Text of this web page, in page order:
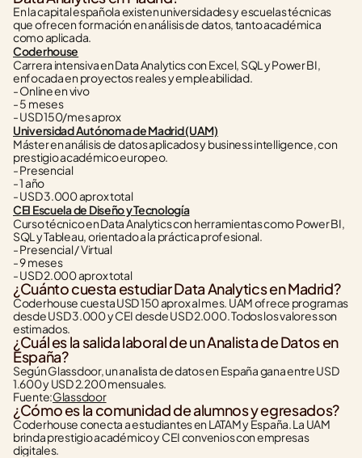
En la capital española existen universidades y escuelas técnicas
que ofrecen formación en análisis de datos, tanto académica
como aplicada.
Coderhouse
Carrera intensiva en Data Analytics con Excel, SQL y Power BI,
enfocada en proyectos reales y empleabilidad.
- Online en vivo
- 5 meses
- USD 150/mes aprox
Universidad Autónoma de Madrid (UAM)
Máster en análisis de datos aplicados y business intelligence, con
prestigio académico europeo.
- Presencial
- 1 año
- USD 3.000 aprox total
CEI Escuela de Diseño y Tecnología
Curso técnico en Data Analytics con herramientas como Power BI,
SQL y Tableau, orientado a la práctica profesional.
- Presencial / Virtual
- 9 meses
- USD 2.000 aprox total
¿Cuánto cuesta estudiar Data Analytics en Madrid?
Coderhouse cuesta USD 150 aprox al mes. UAM ofrece programas
desde USD 3.000 y CEI desde USD 2.000. Todos los valores son
estimados.
¿Cuál es la salida laboral de un Analista de Datos en
España?
Según Glassdoor, un analista de datos en España gana entre USD
1.600 y USD 2.200 mensuales.
Fuente:Glassdoor
¿Cómo es la comunidad de alumnos y egresados?
Coderhouse conecta a estudiantes en LATAM y España. La UAM
brinda prestigio académico y CEI convenios con empresas
digitales.